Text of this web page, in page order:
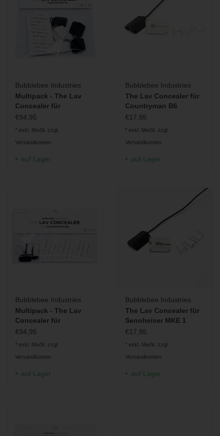
Bubblebee Industries
Multipack - The Lav
Concealer für
Countryman B3 6-Pack
€94,95
* exkl. MwSt. zzgl.
Versandkosten
auf Lager
Bubblebee Industries
The Lav Concealer für
Countryman B6
€17,95
* exkl. MwSt. zzgl.
Versandkosten
auf Lager
Bubblebee Industries
Multipack - The Lav
Concealer für
Countryman B6 6-Pack
€94,95
* exkl. MwSt. zzgl.
Versandkosten
auf Lager
Bubblebee Industries
The Lav Concealer für
Sennheiser MKE 1
€17,95
* exkl. MwSt. zzgl.
Versandkosten
auf Lager